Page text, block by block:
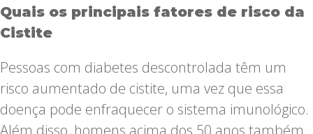
Quais os principais fatores de risco da
Cistite
Pessoas com diabetes descontrolada têm um
risco aumentado de cistite, uma vez que essa
doença pode enfraquecer o sistema imunológico.
Além disso, homens acima dos 50 anos também